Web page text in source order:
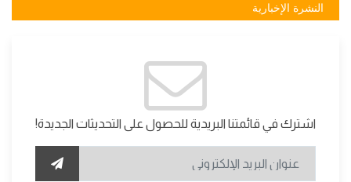
النشرة الإخبارية
اشترك في قائمتنا البريدية للحصول على التحديثات الجديدة!